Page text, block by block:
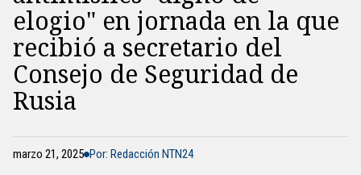
elogio" en jornada en la que
recibió a secretario del
Consejo de Seguridad de
Rusia
marzo 21, 2025 Por: Redacción NTN24